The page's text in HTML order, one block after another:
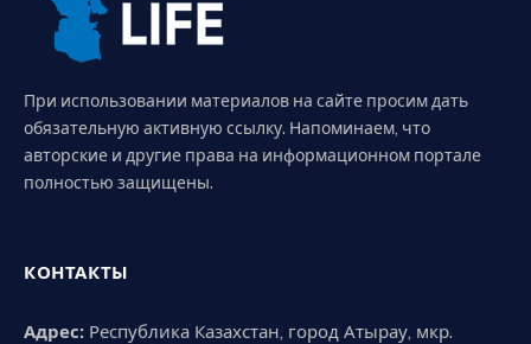
При использовании материалов на сайте просим дать
обязательную активную ссылку. Напоминаем, что
авторские и другие права на информационном портале
полностью защищены.
КОНТАКТЫ
Адрес: Республика Казахстан, город Атырау, мкр.